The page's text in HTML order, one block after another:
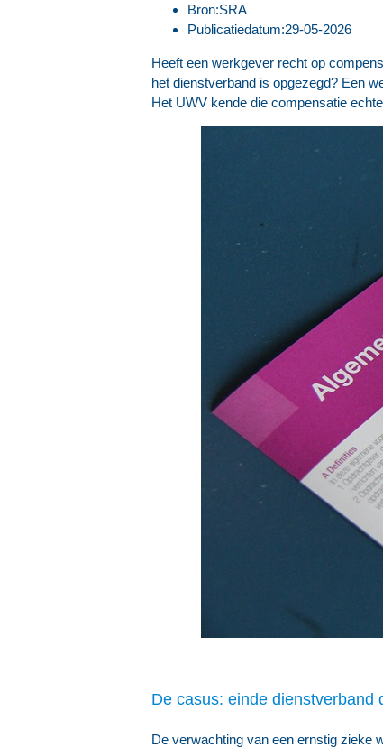
Bron:SRA
Publicatiedatum:29-05-2026
Heeft een werkgever recht op
het dienstverband is opgezegd? Een
Het UWV kende die compensatie
De casus: einde dienstverband
De verwachting van een ernstig zieke